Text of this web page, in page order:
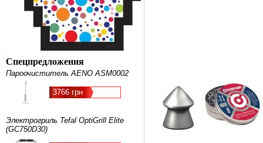
Спецпредложения
Пароочиститель AENO ASM0002
3766 грн
Электрогриль Tefal OptiGrill Elite
(GC750D30)